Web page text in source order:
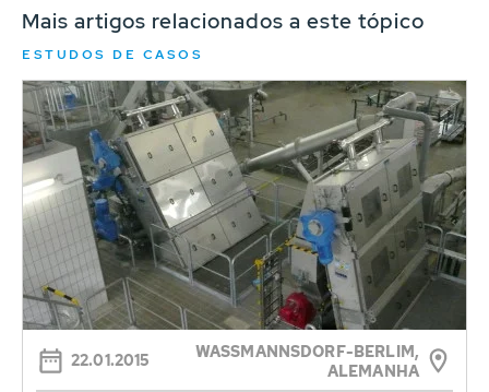
Mais artigos relacionados a este tópico
ESTUDOS DE CASOS
22.01.2015
WASSMANNSDORF-BERLIM, A
LEMANHA